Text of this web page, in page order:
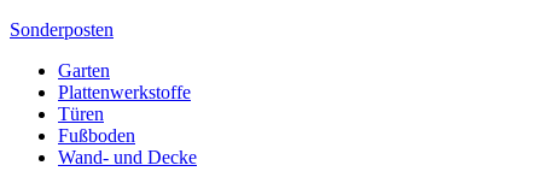
Sonderposten
Garten
Plattenwerkstoffe
Türen
Fußboden
Wand- und Decke